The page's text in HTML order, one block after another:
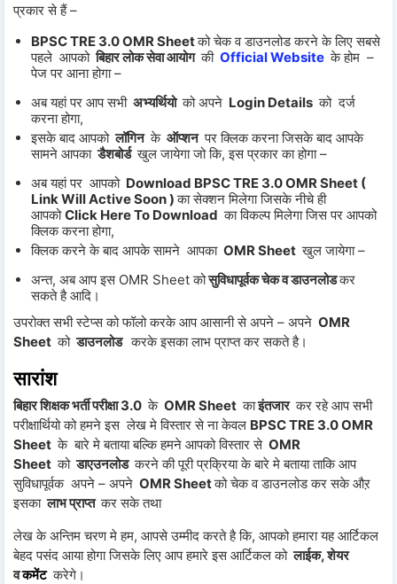
प्रकार से हैं –
BPSC TRE 3.0 OMR Sheetको चेक व डाउनलोड करने के लिए सबसे
पहले आपको बिहार लोक सेवा आयोग की Official Website के होम –
पेज पर आना होगा –
अब यहां पर आप सभी अभ्यर्थियो को अपने Login Details को दर्ज
करना होगा,
इसके बाद आपको लॉगिन के ऑप्शन पर क्लिक करना जिसके बाद आपके
सामने आपका डैशबोर्ड खुल जायेगा जो कि, इस प्रकार का होगा –
अब यहां पर आपको Download BPSC TRE 3.0 OMR Sheet (
Link Will Active Soon )का सेक्शन मिलेगा जिसके नीचे ही
आपकोClick Here To Download का विकल्प मिलेगा जिस पर आपको
क्लिक करना होगा,
क्लिक करने के बाद आपके सामने आपका OMR Sheet खुल जायेगा –
अन्त, अब आप इस OMR Sheet कोसुविधापूर्वक चेक व डाउनलोडकर
सकते है आदि।
उपरोक्त सभी स्टेप्स को फॉलो करके आप आसानी से अपने – अपने OMR
Sheet को डाउनलोड करके इसका लाभ प्राप्त कर सकते है।
सारांश
बिहार शिक्षक भर्ती परीक्षा 3.0 के OMR Sheet काइंतजार कर रहे आप सभी
परीक्षार्थियो को हमने इस लेख मे विस्तार से ना केवल BPSC TRE 3.0 OMR
Sheet के बारे मे बताया बल्कि हमने आपको विस्तार से OMR
Sheet को डाएउनलोड करने की पूरी प्रक्रिया के बारे मे बताया ताकि आप
सुविधापूर्वक अपने – अपने OMR Sheetको चेक व डाउनलोड कर सके औऱ
इसका लाभ प्राप्त कर सके तथा
लेख के अन्तिम चरणमे हम, आपसे उम्मीद करते है कि, आपको हमारा यह आर्टिकल
बेहद पसंद आया होगा जिसके लिए आप हमारे इस आर्टिकल को लाईक, शेयर
वकमेंट करेगे।